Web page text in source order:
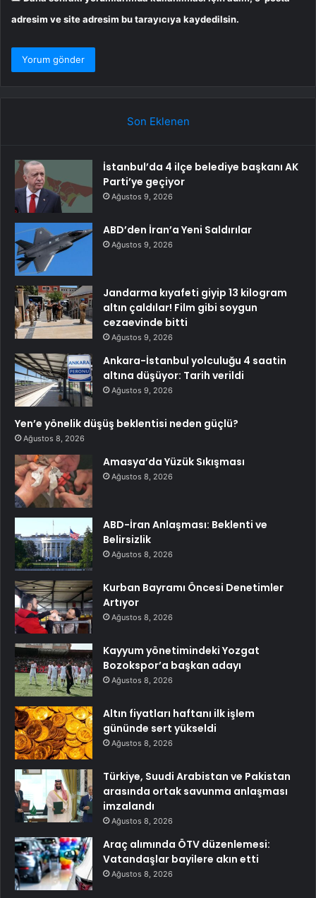
adresim ve site adresim bu tarayıcıya kaydedilsin.
Son Eklenen
İstanbul’da 4 ilçe belediye başkanı AK
Parti’ye geçiyor
Ağustos 9, 2026
ABD’den İran’a Yeni Saldırılar
Ağustos 9, 2026
Jandarma kıyafeti giyip 13 kilogram
altın çaldılar! Film gibi soygun
cezaevinde bitti
Ağustos 9, 2026
Ankara-İstanbul yolculuğu 4 saatin
altına düşüyor: Tarih verildi
Ağustos 9, 2026
Yen’e yönelik düşüş beklentisi neden güçlü?
Ağustos 8, 2026
Amasya’da Yüzük Sıkışması
Ağustos 8, 2026
ABD-İran Anlaşması: Beklenti ve
Belirsizlik
Ağustos 8, 2026
Kurban Bayramı Öncesi Denetimler
Artıyor
Ağustos 8, 2026
Kayyum yönetimindeki Yozgat
Bozokspor’a başkan adayı
Ağustos 8, 2026
Altın fiyatları haftanı ilk işlem
gününde sert yükseldi
Ağustos 8, 2026
Türkiye, Suudi Arabistan ve Pakistan
arasında ortak savunma anlaşması
imzalandı
Ağustos 8, 2026
Araç alımında ÖTV düzenlemesi:
Vatandaşlar bayilere akın etti
Ağustos 8, 2026